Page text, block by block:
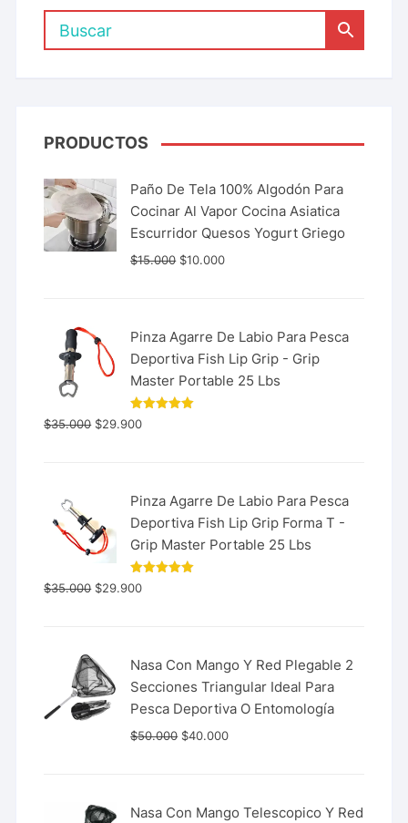
PRODUCTOS
Paño De Tela 100% Algodón Para
Cocinar Al Vapor Cocina Asiatica
Escurridor Quesos Yogurt Griego
$15.000 $10.000
Pinza Agarre De Labio Para Pesca
Deportiva Fish Lip Grip - Grip
Master Portable 25 Lbs
Valorado
con
$35.000 $29.900
Pinza Agarre De Labio Para Pesca
Deportiva Fish Lip Grip Forma T -
Grip Master Portable 25 Lbs
Valorado
con
$35.000 $29.900
Nasa Con Mango Y Red Plegable 2
Secciones Triangular Ideal Para
Pesca Deportiva O Entomología
$50.000 $40.000
Nasa Con Mango Telescopico Y Red